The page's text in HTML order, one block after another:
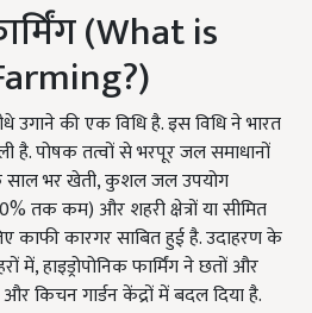
(What is
उगाने की एक विधि है. इस विधि ने भारत
है. पोषक तत्वों से भरपूर जल समाधानों
भर खेती, कुशल जल उपयोग
तक कम) और शहरी क्षेत्रों या सीमित
काफी कारगर साबित हुई है. उदाहरण के
हाइड्रोपोनिक फार्मिंग ने छतों और
किचन गार्डन केंद्रों में बदल दिया है.